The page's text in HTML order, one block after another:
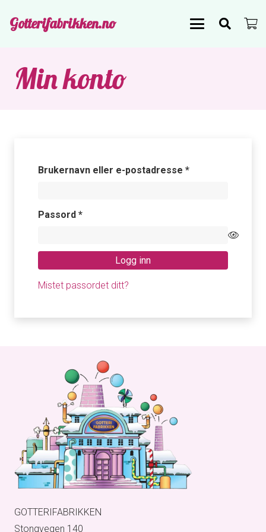
Gotterifabrikken.no
Min konto
Brukernavn eller e-postadresse *Påkrevd
Passord *Påkrevd
Logg inn
Mistet passordet ditt?
GOTTERIFABRIKKEN
Stongvegen 140